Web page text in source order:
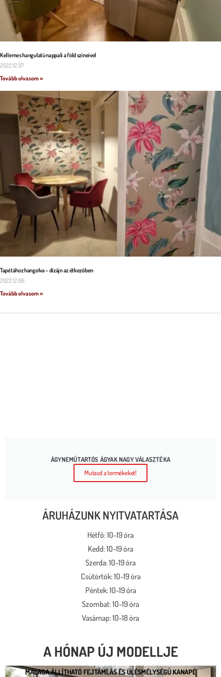
Kellemes hangulatú nappali a föld színeivel
2022.12.07.
Tovább olvasom »
Tapétához hangolva – dizájn az étkezőben
2022.12.06.
Tovább olvasom »
ÁGYNEMŰTARTÓS ÁGYAK NAGY VÁLASZTÉKA
Mutasd a termékeket!
ÁRUHÁZUNK NYITVATARTÁSA
Hétfő: 10-19 óra
Kedd: 10-19 óra
Szerda: 10-19 óra
Csütörtök: 10-19 óra
Péntek: 10-19 óra
Szombat: 10-19 óra
Vasárnap: 10-18 óra
A HÓNAP ÚJ MODELLJE
MALAGA ÁLLÍTHATÓ FEJTÁMLÁS ÉS ÜLÉSMÉLYSÉGŰ KANAPÉ